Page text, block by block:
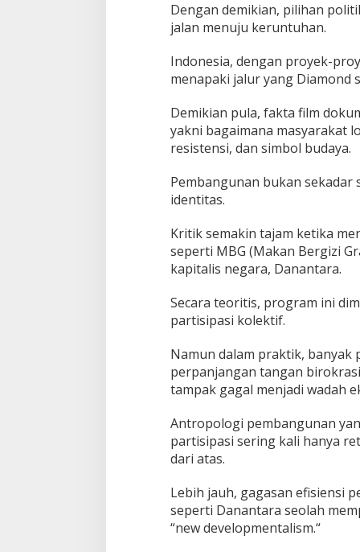
Dengan demikian, pilihan
jalan menuju keruntuhan.
Indonesia, dengan proyek-
menapaki jalur yang Diamond
Demikian pula, fakta film
yakni bagaimana masyarakat
resistensi, dan simbol budaya.
Pembangunan bukan
identitas.
Kritik semakin tajam ketika
seperti MBG (Makan Bergizi
kapitalis negara, Danantara.
Secara teoritis, program ini
partisipasi kolektif.
Namun dalam praktik, banyak
perpanjangan tangan
tampak gagal menjadi wadah
Antropologi pembangunan
partisipasi sering kali hanya
dari atas.
Lebih jauh, gagasan efisiensi
seperti Danantara seolah
“new developmentalism.“